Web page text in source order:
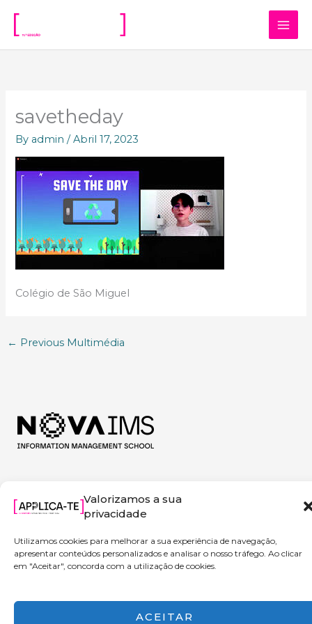
Valorizamos a sua
privacidade
Utilizamos cookies para melhorar a sua experiência de navegação,
apresentar conteúdos personalizados e analisar o nosso tráfego. Ao clicar
em "Aceitar", concorda com a utilização de cookies.
ACEITAR
content
savetheday
By admin/Abril 17, 2023
Colégio de São Miguel
← Previous Multimédia
Copyright © 2026 Applica-te | Powered by NOVA IMS